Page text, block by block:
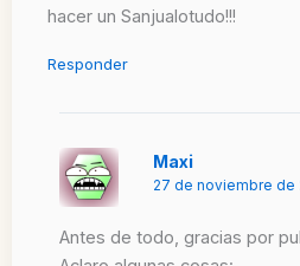
hacer un Sanjualotudo!!!
Responder
Maxi
27 de noviembre de
Antes de todo, gracias por